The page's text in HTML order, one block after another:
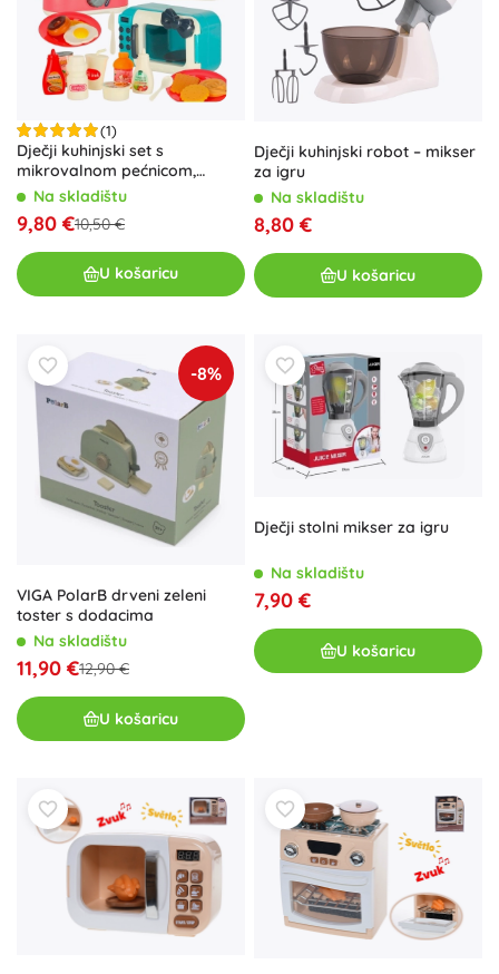
(1)
Dječji kuhinjski set s
mikrovalnom pećnicom,
tosterom i mikserom
Na skladištu
9,80 €10,50 €
U košaricu
Dječji kuhinjski robot – mikser
za igru
Na skladištu
8,80 €
U košaricu
-8%
VIGA PolarB drveni zeleni
toster s dodacima
Na skladištu
11,90 €12,90 €
U košaricu
Dječji stolni mikser za igru
Na skladištu
7,90 €
U košaricu